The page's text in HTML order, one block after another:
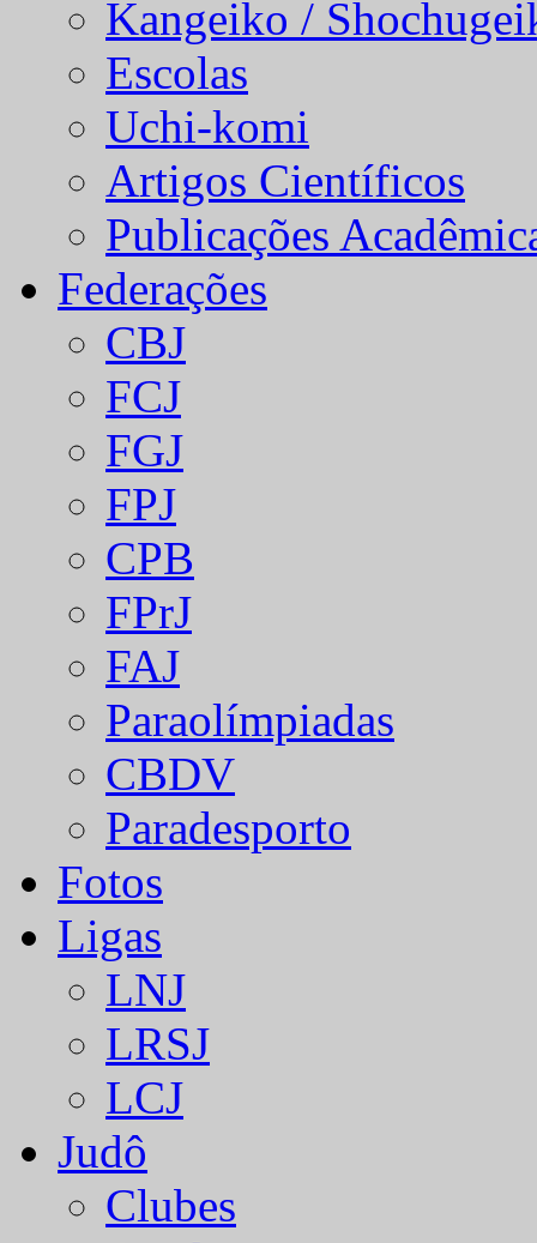
Kangeiko /
Escolas
Uchi-komi
Artigos Científicos
Publicações
Federações
CBJ
FCJ
FGJ
FPJ
CPB
FPrJ
FAJ
Paraolímpiadas
CBDV
Paradesporto
Fotos
Ligas
LNJ
LRSJ
LCJ
Judô
Clubes